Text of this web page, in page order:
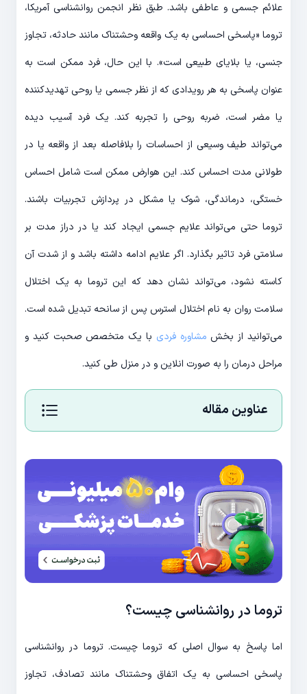
علائم جسمی و عاطفی باشد. طبق نظر انجمن روانشناسی آمریکا،
تروما «پاسخی احساسی به یک واقعه وحشتناک مانند حادثه، تجاوز
جنسی، یا بلایای طبیعی است». با این حال، فرد ممکن است به
عنوان پاسخی به هر رویدادی که از نظر جسمی یا روحی تهدیدکننده
یا مضر است، ضربه روحی را تجربه کند. یک فرد آسیب دیده
می‌تواند طیف وسیعی از احساسات را بلافاصله بعد از واقعه یا در
طولانی مدت احساس کند. این هوارض ممکن است شامل احساس
خستگی، درماندگی، شوک یا مشکل در پردازش تجربیات باشند.
تروما حتی می‌تواند علایم جسمی ایجاد کند یا در دراز مدت بر
سلامتی فرد تاثیر بگذارد. اگر علایم ادامه داشته باشد و از شدت آن
کاسته نشود، می‌تواند نشان دهد که این تروما به یک اختلال
سلامت روان به نام اختلال استرس پس از سانحه تبدیل شده است.
می‌توانید از بخش مشاوره فردی با یک متخصص صحبت کنید و
مراحل درمان را به صورت انلاین و در منزل طی کنید.
عناوین مقاله
تروما در روانشناسی چیست؟
اما پاسخ به سوال اصلی که تروما چیست. تروما در روانشناسی
پاسخی احساسی به یک اتفاق وحشتناک مانند تصادف، تجاوز